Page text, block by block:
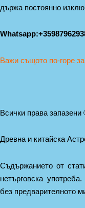
държа постоянно
Важи същото по-горе
Всички права запазени
Древна и китайска
Съдържанието от
нетърговска употреба.
без предварителното